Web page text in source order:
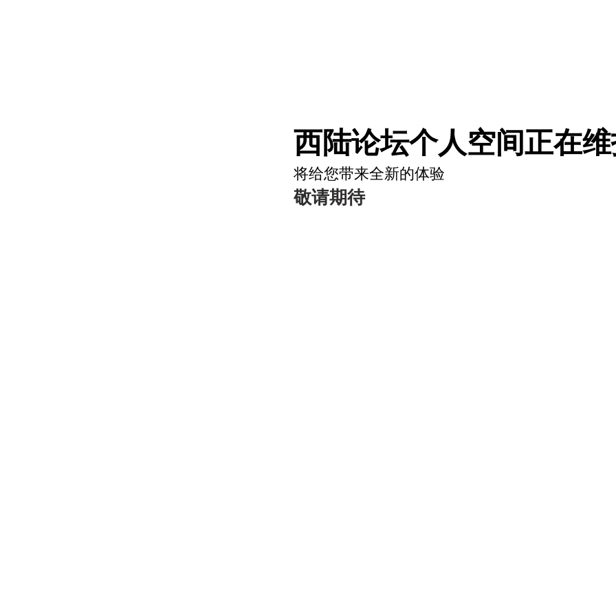
西陆论坛个人空间正在
将给您带来全新的体验
敬请期待